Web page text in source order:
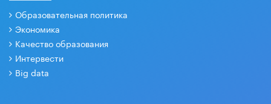
Образовательная политика
Экономика
Качество образования
Интервести
Big data